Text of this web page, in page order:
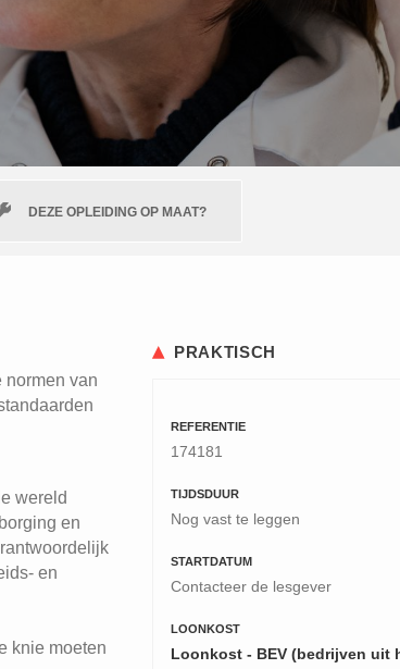
DEZE OPLEIDING OP MAAT?
van
wereld
en
en
knie moeten
PRAKTISCH
REFERENTIE
174181
TIJDSDUUR
Nog vast te leggen
STARTDATUM
Contacteer de lesgever
LOONKOST
Loonkost - BEV (bedrijven uit